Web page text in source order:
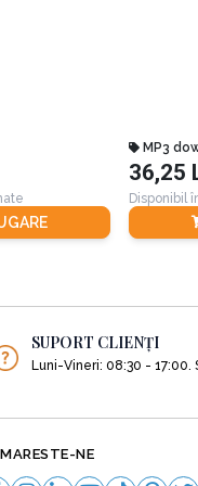
emoțională care
Deschidere.
MP3
36,25
Disponibil
SUPORT CLIENȚI
Luni-Vineri: 08:30 - 17:00.
NE